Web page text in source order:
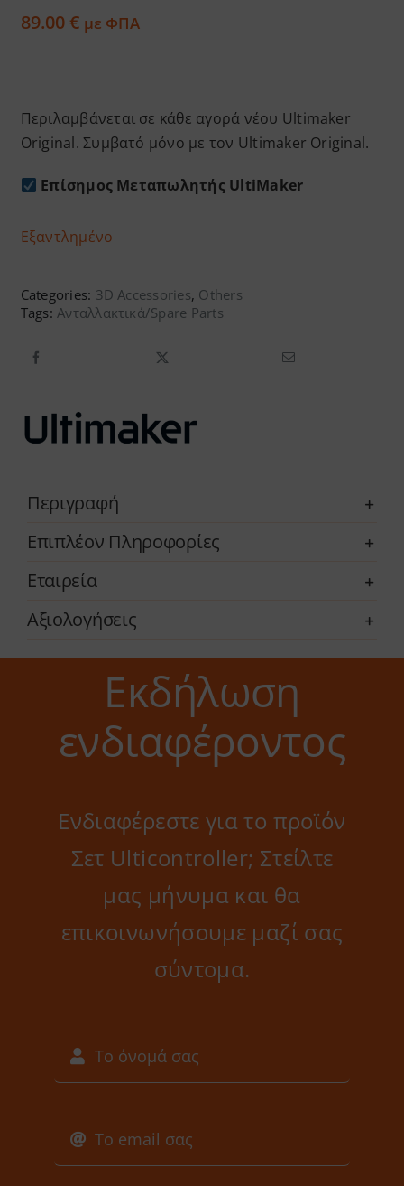
89.00€ με ΦΠΑ
Περιλαμβάνεται σε κάθε αγορά νέου Ultimaker
Original. Συμβατό μόνο με τον Ultimaker Original.
Επίσημος Μεταπωλητής UltiMaker
Εξαντλημένο
Categories: 3D Accessories, Others
Tags:Ανταλλακτικά/Spare Parts
Περιγραφή
Επιπλέον Πληροφορίες
Εταιρεία
Αξιολογήσεις
Εκδήλωση
ενδιαφέροντος
Ενδιαφέρεστε για το προϊόν
Σετ Ulticontroller; Στείλτε
μας μήνυμα και θα
επικοινωνήσουμε μαζί σας
σύντομα.